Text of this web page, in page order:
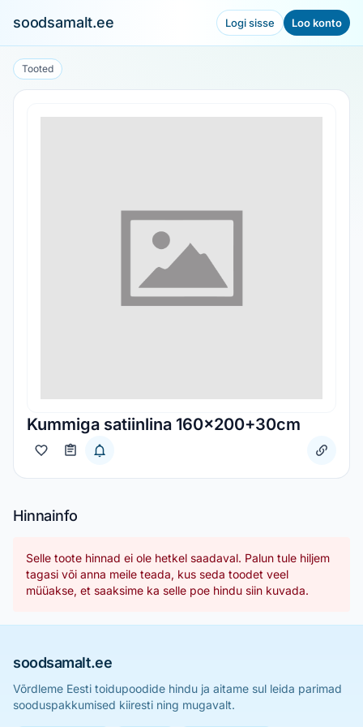
soodsamalt.ee Logi sisse Loo konto
Tooted
Kummiga satiinlina 160x200+30cm
Hinnainfo
Selle toote hinnad ei ole hetkel saadaval. Palun tule hiljem
tagasi või anna meile teada, kus seda toodet veel
müüakse, et saaksime ka selle poe hindu siin kuvada.
soodsamalt.ee
Võrdleme Eesti toidupoodide hindu ja aitame sul leida parimad
sooduspakkumised kiiresti ning mugavalt.